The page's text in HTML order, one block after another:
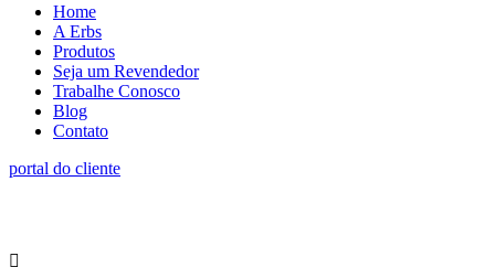
Home
A Erbs
Produtos
Seja um Revendedor
Trabalhe Conosco
Blog
Contato
portal do cliente